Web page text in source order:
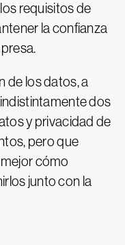
requisitos de
la confianza
de los datos, a
dos
y privacidad de
pero que
cómo
junto con la